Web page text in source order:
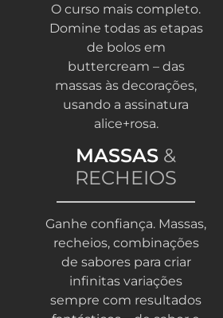
O curso mais completo.
Domine todas as etapas
de bolos em
buttercream – das
massas às decorações,
usando a assinatura
alice+rosa.
MASSAS &
RECHEIOS
Ganhe confiança. Massas,
recheios, combinações
de sabores para criar
infinitas variações
sempre com resultados